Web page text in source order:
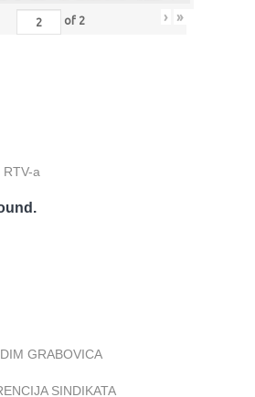
of 2 › »
RTV-a
GRABOVICA
SINDIKATA